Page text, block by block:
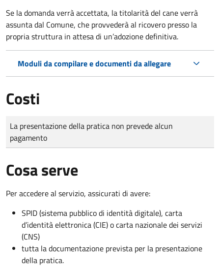
Se la domanda verrà accettata, la titolarità del cane verrà
assunta dal Comune, che provvederà al ricovero presso la
propria struttura in attesa di un’adozione definitiva.
Moduli da compilare e documenti da allegare
Costi
Tipo di pagamento
Importo
La presentazione della pratica non prevede alcun
pagamento
Cosa serve
Per accedere al servizio, assicurati di avere:
SPID (sistema pubblico di identità digitale), carta
d’identità elettronica (CIE) o carta nazionale dei servizi
(CNS)
tutta la documentazione prevista per la presentazione
della pratica.